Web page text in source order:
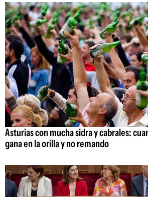
Asturias con mucha sidra y cabrales:
gana en la orilla y no remando